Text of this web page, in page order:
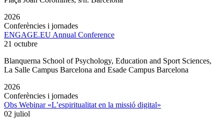
2026
Conferències i jornades
ENGAGE.EU Annual Conference
21 octubre
Blanquerna School of Psychology, Education and Sport Sciences,
La Salle Campus Barcelona and Esade Campus Barcelona
2026
Conferències i jornades
Obs Webinar «L’espiritualitat en la missió digital»
02 juliol